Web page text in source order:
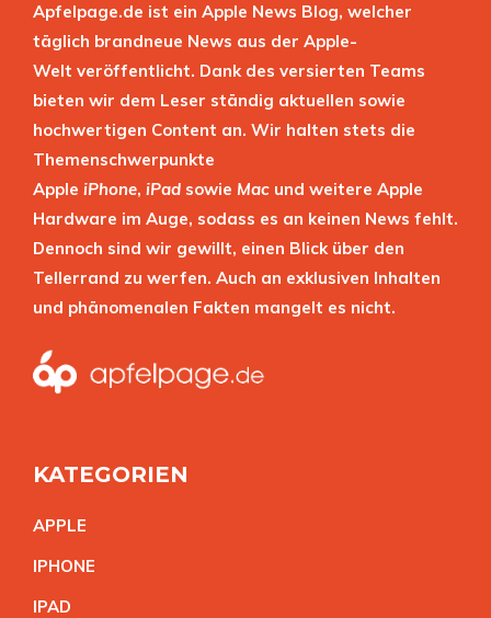
Apfelpage.de ist ein Apple News Blog, welcher
täglich brandneue News aus der Apple-
Welt veröffentlicht. Dank des versierten Teams
bieten wir dem Leser ständig aktuellen sowie
hochwertigen Content an. Wir halten stets die
Themenschwerpunkte
Apple iPhone, iPad sowie Mac und weitere Apple
Hardware im Auge, sodass es an keinen News fehlt.
Dennoch sind wir gewillt, einen Blick über den
Tellerrand zu werfen. Auch an exklusiven Inhalten
und phänomenalen Fakten mangelt es nicht.
KATEGORIEN
APPLE
IPHONE
IPAD